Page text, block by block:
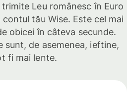
Leu românesc în Euro
tău Wise. Este cel mai
obicei în câteva secunde.
sunt, de asemenea, ieftine,
fi mai lente.